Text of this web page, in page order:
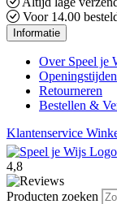
Voor 14.00
Informatie
Over Speel je
Openingstijden
Retourneren
Bestellen &
Klantenservice
4,8
Producten zoeken